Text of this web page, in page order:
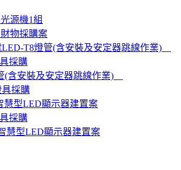
源機1組
物採購案
LED-T8燈管(含安裝及安定器跳線作業)
採購
(含安裝及安定器跳線作業)
具採購
慧型LED顯示器建置案
採購
慧型LED顯示器建置案